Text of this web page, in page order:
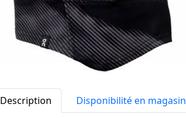
Description Disponibilité en magasin